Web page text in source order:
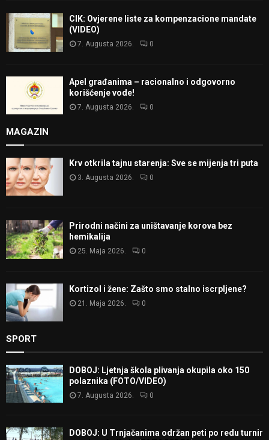
CIK: Ovjerene liste za kompenzacione mandate
(VIDEO)
7. Augusta 2026. 0
Apel građanima – racionalno i odgovorno
korišćenje vode!
7. Augusta 2026. 0
MAGAZIN
Krv otkrila tajnu starenja: Sve se mijenja tri puta
3. Augusta 2026. 0
Prirodni načini za uništavanje korova bez
hemikalija
25. Maja 2026. 0
Kortizol i žene: Zašto smo stalno iscrpljene?
21. Maja 2026. 0
SPORT
DOBOJ: Ljetnja škola plivanja okupila oko 150
polaznika (FOTO/VIDEO)
7. Augusta 2026. 0
DOBOJ: U Trnjačanima održan peti po redu turnir